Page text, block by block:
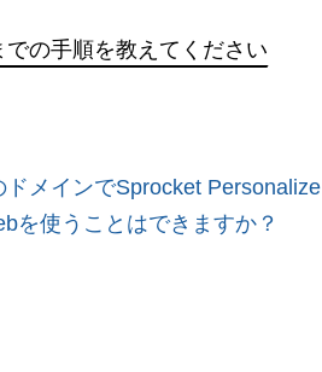
での手順を教えてください
ドメインでSprocket Personalize
を使うことはできますか？